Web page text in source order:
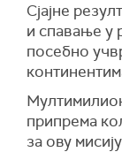
Сјајне
и спавање у
посебно
припрема
за ову